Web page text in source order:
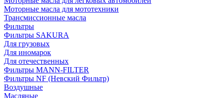
Моторные масла для мототехники
Трансмиссионные масла
Фильтры
Фильтры SAKURA
Для грузовых
Для иномарок
Для отечественных
Фильтры MANN-FILTER
Фильтры NF (Невский Фильтр)
Воздушные
Масляные